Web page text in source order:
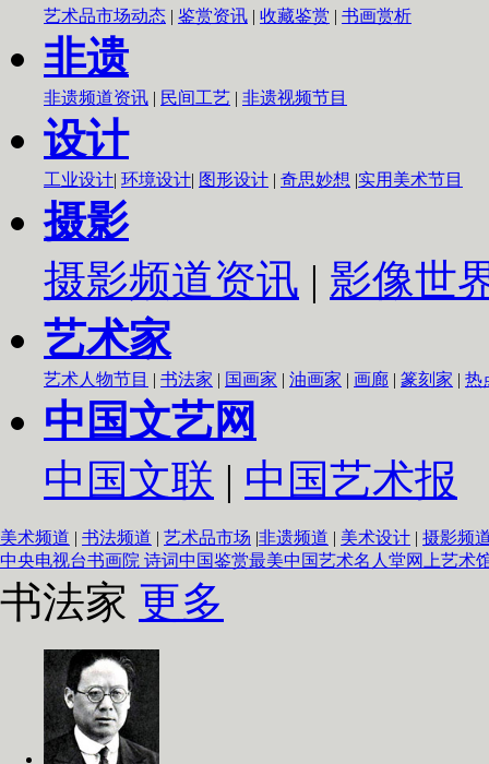
艺术品市场动态 | 鉴赏资讯 | 收藏鉴赏 | 书画赏析
非遗
非遗频道资讯 | 民间工艺 | 非遗视频节目
设计
工业设计| 环境设计| 图形设计 | 奇思妙想 |实用美术节目
摄影
摄影频道资讯 | 影像世
艺术家
艺术人物节目 | 书法家 | 国画家 | 油画家 | 画廊 | 篆刻家 | 热
中国文艺网
中国文联 | 中国艺术报
美术频道 | 书法频道 | 艺术品市场 |非遗频道 | 美术设计 | 摄影频
中央电视台书画院 诗词中国鉴赏最美中国艺术名人堂网上艺术
书法家 更多